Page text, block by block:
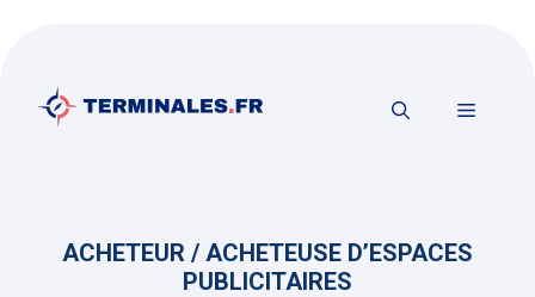
contenu
MENU
ACHETEUR / ACHETEUSE D’ESPACES
PUBLICITAIRES